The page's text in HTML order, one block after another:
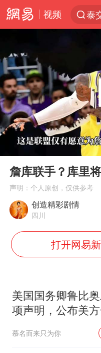
视频
男
“
“
公
“
Play
00:00
詹库联手？库里
声明：个人原创，仅供参考
创造精彩剧情
四川
打开网易
美国国务卿鲁比
项声明，公布美
慕名而来只为你